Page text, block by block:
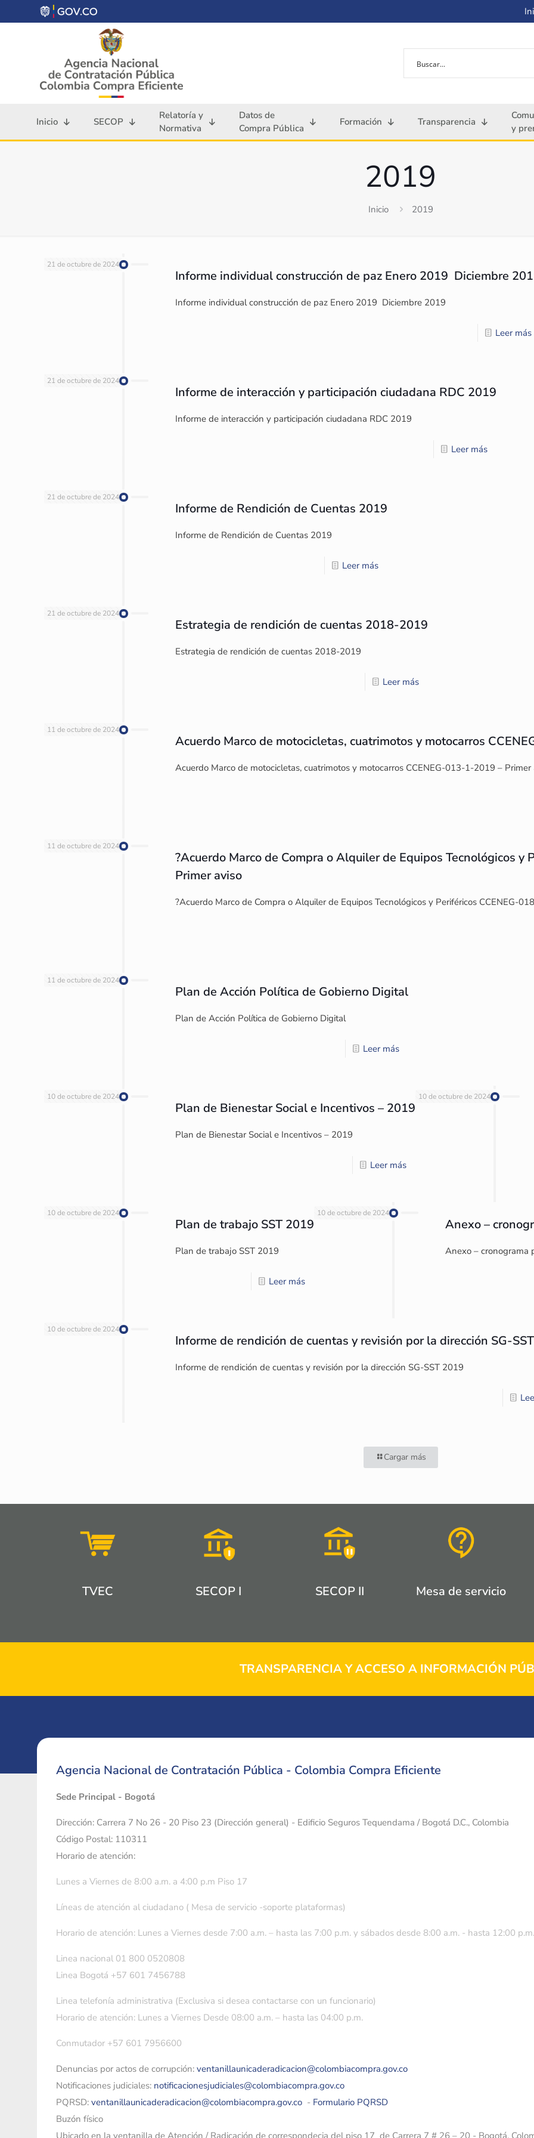
Inicio SECOP
Relatoría y
Normativa
Datos de
Compra Pública
Formación Transparencia
y
2019
Inicio 2019
21 de octubre de 2024
Informe individual construcción de paz Enero 2019  Diciembre
Informe individual construcción de paz Enero 2019  Diciembre 2019
Leer más
21 de octubre de 2024
Informe de interacción y participación ciudadana RDC 2019
Informe de interacción y participación ciudadana RDC 2019
Leer más
21 de octubre de 2024
Informe de Rendición de Cuentas 2019
Informe de Rendición de Cuentas 2019
Leer más
21 de octubre de 2024
Estrategia de rendición de cuentas 2018-2019
Estrategia de rendición de cuentas 2018-2019
Leer más
11 de octubre de 2024
Acuerdo Marco de motocicletas, cuatrimotos y motocarros
Acuerdo Marco de motocicletas, cuatrimotos y motocarros CCENEG-013-1-2019 – Primer
11 de octubre de 2024
?Acuerdo Marco de Compra o Alquiler de Equipos Tecnológicos
Primer aviso
?Acuerdo Marco de Compra o Alquiler de Equipos Tecnológicos y Periféricos CCENEG-
11 de octubre de 2024
Plan de Acción Política de Gobierno Digital
Plan de Acción Política de Gobierno Digital
Leer más
10 de octubre de 2024
Plan de Bienestar Social e Incentivos – 2019
Plan de Bienestar Social e Incentivos – 2019
Leer más
10 de octubre de 2024
10 de octubre de 2024
Plan de trabajo SST 2019
Plan de trabajo SST 2019
Leer más
10 de octubre de 2024
Anexo –
Anexo – cronograma
10 de octubre de 2024
Informe de rendición de cuentas y revisión por la dirección SG-
Informe de rendición de cuentas y revisión por la dirección SG-SST 2019
Cargar más
TVEC SECOP I SECOP II Mesa de servicio
TRANSPARENCIA Y ACCESO A INFORMACIÓN
Agencia Nacional de Contratación Pública - Colombia Compra Eficiente
Sede Principal - Bogotá
Dirección: Carrera 7 No 26 - 20 Piso 23 (Dirección general) - Edificio Seguros Tequendama / Bogotá D.C., Colombia
Código Postal: 110311
Horario de atención:
Lunes a Viernes de 8:00 a.m. a 4:00 p.m Piso 17
Líneas de atención al ciudadano ( Mesa de servicio -soporte plataformas)
Horario de atención: Lunes a Viernes desde 7:00 a.m. – hasta las 7:00 p.m. y sábados desde 8:00 a.m. - hasta 12:00 p.m.
Linea nacional 01 800 0520808
Linea Bogotá +57 601 7456788
Linea telefonía administrativa (Exclusiva si desea contactarse con un funcionario)
Horario de atención: Lunes a Viernes Desde 08:00 a.m. – hasta las 04:00 p.m.
Conmutador +57 601 7956600
Denuncias por actos de corrupción: ventanillaunicaderadicacion@colombiacompra.gov.co
Notificaciones judiciales: notificacionesjudiciales@colombiacompra.gov.co
PQRSD: ventanillaunicaderadicacion@colombiacompra.gov.co - Formulario PQRSD
Buzón físico